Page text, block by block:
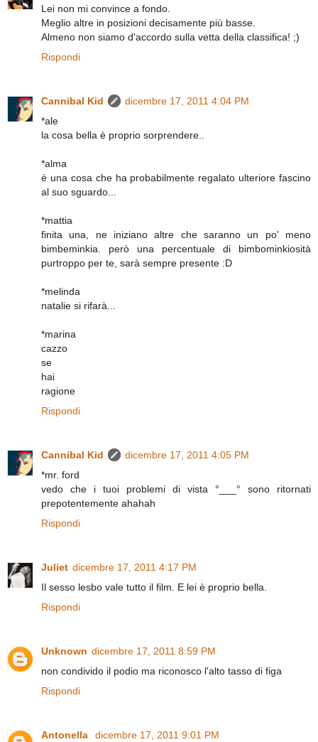
Lei non mi convince a fondo.
Meglio altre in posizioni decisamente più basse.
Almeno non siamo d'accordo sulla vetta della classifica! ;)
Rispondi
Cannibal Kid
dicembre 17, 2011 4:04 PM
*ale
la cosa bella è proprio sorprendere..
*alma
è una cosa che ha probabilmente regalato ulteriore fascino
al suo sguardo...
*mattia
finita una, ne iniziano altre che saranno un po' meno
bimbeminkia. però una percentuale di bimbominkiosità
purtroppo per te, sarà sempre presente :D
*melinda
natalie si rifarà...
*marina
cazzo
se
hai
ragione
Rispondi
Cannibal Kid
dicembre 17, 2011 4:05 PM
*mr. ford
vedo che i tuoi problemi di vista °___° sono ritornati
prepotentemente ahahah
Rispondi
Juliet dicembre 17, 2011 4:17 PM
Il sesso lesbo vale tutto il film. E lei è proprio bella.
Rispondi
Unknown dicembre 17, 2011 8:59 PM
non condivido il podio ma riconosco l'alto tasso di figa
Rispondi
Antonella
dicembre 17, 2011 9:01 PM